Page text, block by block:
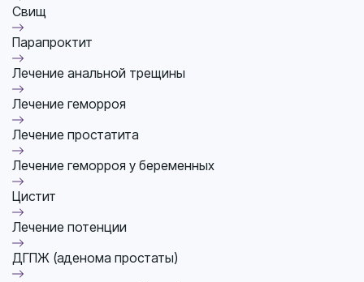
Свищ
Парапроктит
Лечение анальной трещины
Лечение геморроя
Лечение простатита
Лечение геморроя у беременных
Цистит
Лечение потенции
ДГПЖ (аденома простаты)